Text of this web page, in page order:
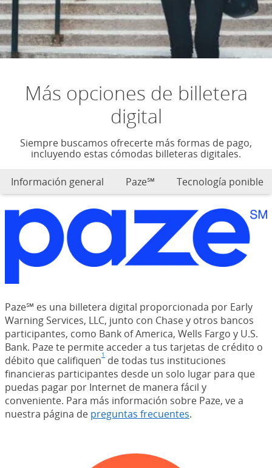
Más opciones de billetera
digital
Siempre buscamos ofrecerte más formas de pago,
incluyendo estas cómodas billeteras digitales.
Información general Paze℠ Tecnología ponible
Paze℠ es una billetera digital proporcionada por Early
Warning Services, LLC, junto con Chase y otros bancos
participantes, como Bank of America, Wells Fargo y U.S.
Bank. Paze te permite acceder a tus tarjetas de crédito o
débito que califiquenNota al pie de página
1 (Se abre en superposición)
de todas tus instituciones
financieras participantes desde un solo lugar para que
puedas pagar por Internet de manera fácil y
conveniente. Para más información sobre Paze, ve a
nuestra página de preguntas frecuentes.